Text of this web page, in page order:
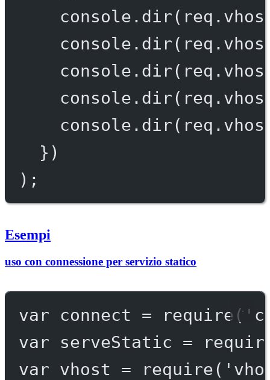
console. dir
console. dir
console. dir
console. dir
console. dir
})
);
Esempi
uso con connessione per servizio statico
var connect = require (
var serveStatic =
var vhost = require(